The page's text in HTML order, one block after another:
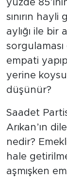
yüzde
sınırın
aylığı ile bir
empati
yerine
düşünür?
Saadet
Arıkan’ın
nedir?
hale
aşmışken